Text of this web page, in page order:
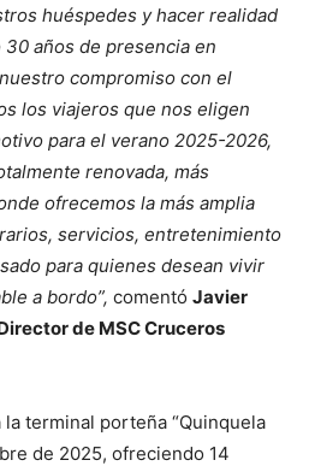
huéspedes y hacer realidad
años de presencia en
compromiso con el
los viajeros que nos eligen
para el verano 2025-2026,
renovada, más
ofrecemos la más amplia
servicios, entretenimiento
para quienes desean vivir
a bordo”, comentó Javier
de MSC Cruceros
la terminal porteña “Quinquela
de 2025, ofreciendo 14